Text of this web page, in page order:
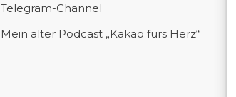
Telegram-Channel
Mein alter Podcast „Kakao fürs Herz“